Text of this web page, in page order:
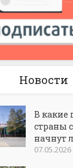
Новости
В какие
страны
начнут
07.05.2026